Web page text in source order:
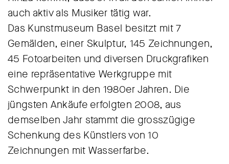
auch aktiv als Musiker tätig war.
Das Kunstmuseum Basel besitzt mit 7
Gemälden, einer Skulptur, 145 Zeichnungen,
45 Fotoarbeiten und diversen Druckgrafiken
eine repräsentative Werkgruppe mit
Schwerpunkt in den 1980er Jahren. Die
jüngsten Ankäufe erfolgten 2008, aus
demselben Jahr stammt die grosszügige
Schenkung des Künstlers von 10
Zeichnungen mit Wasserfarbe.